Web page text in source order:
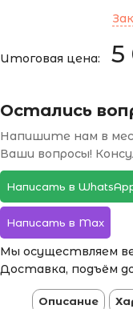
Итоговая цена: 5
Остались
Напишите нам в
Ваши вопросы!
Написать в
Написать в Max
Мы осуществляем
Доставка, подъём
Описание